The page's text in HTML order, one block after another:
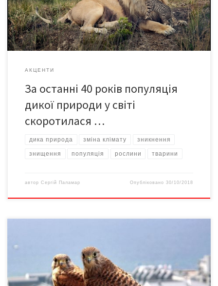
зростанні забруднення довкілля, знищенні лісів, кліматичних
змінах та інших явищах, […]
АКЦЕНТИ
За останні 40 років популяція
дикої природи у світі
скоротилася …
дика природа зміна клімату зникнення
знищення популяція рослини тварини
автор Сергій Паламар Опубліковано30/10/2018
Жителі вулиці Руської декілька років поспіль засинають і
прокидаються під крик боривітрів, які вивели тут не одне
покоління пташенят на технічних поверхах багатоповерхівок.
Збитків цей птах місцевому населенню не завдає, радше